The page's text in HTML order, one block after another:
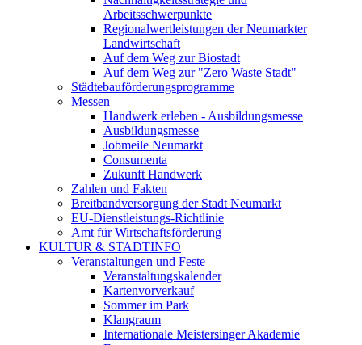
Arbeitsschwerpunkte
Regionalwertleistungen der Neumarkter
Landwirtschaft
Auf dem Weg zur Biostadt
Auf dem Weg zur "Zero Waste Stadt"
Städtebauförderungsprogramme
Messen
Handwerk erleben - Ausbildungsmesse
Ausbildungsmesse
Jobmeile Neumarkt
Consumenta
Zukunft Handwerk
Zahlen und Fakten
Breitbandversorgung der Stadt Neumarkt
EU-Dienstleistungs-Richtlinie
Amt für Wirtschaftsförderung
KULTUR & STADTINFO
Veranstaltungen und Feste
Veranstaltungskalender
Kartenvorverkauf
Sommer im Park
Klangraum
Internationale Meistersinger Akademie